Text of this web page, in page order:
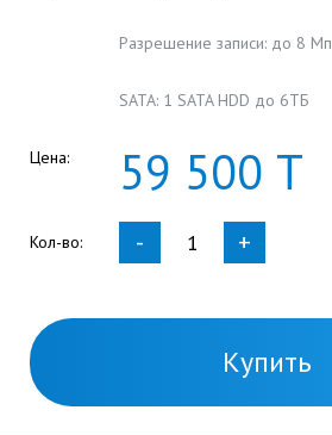
Разрешение записи: до 8 Mп
SATA: 1 SATA HDD до 6ТБ
Цена: 59 500 Т
Кол-во: - +
Купить